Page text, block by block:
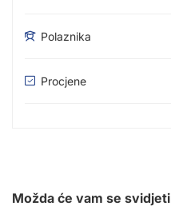
Polaznika
Procjene
Možda će vam se svidjeti